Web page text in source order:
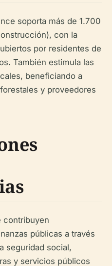
soporta más de 1.700
con la
por residentes de
También estimula las
beneficiando a
y proveedores
contribuyen
públicas a través
seguridad social,
y servicios públicos